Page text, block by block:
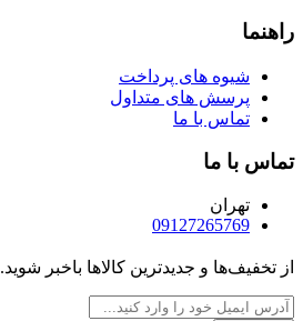
راهنما
شیوه های پرداخت
پرسش های متداول
تماس با ما
تماس با ما
تهران
09127265769
از تخفیف‌ها و جدیدترین‌ کالاها باخبر شوید.